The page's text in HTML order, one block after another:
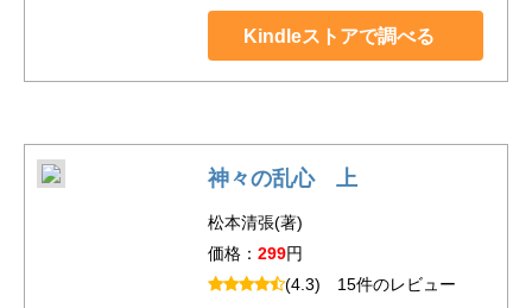
Kindleストアで調べる
神々の乱心 上
松本清張(著)
価格： 299円
(4.3) 15件のレビュー